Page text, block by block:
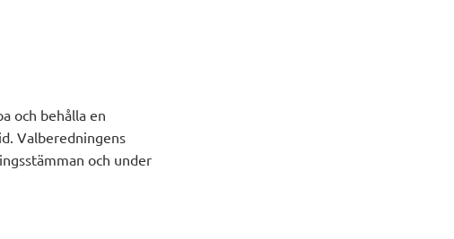
och behålla en
Valberedningens
och under